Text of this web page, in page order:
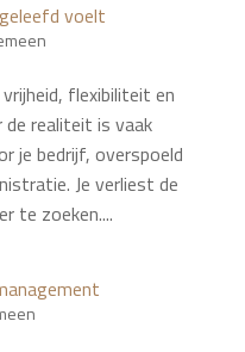
voelt
flexibiliteit en
realiteit is vaak
je bedrijf, overspoeld
Je verliest de
te zoeken....